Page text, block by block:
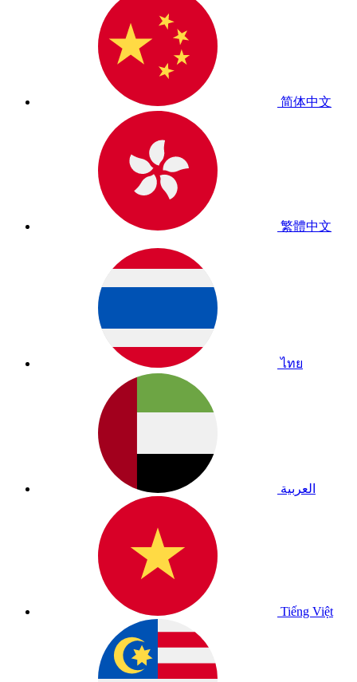
简体中文
繁體中文
ไทย
العربية
Tiếng Việt